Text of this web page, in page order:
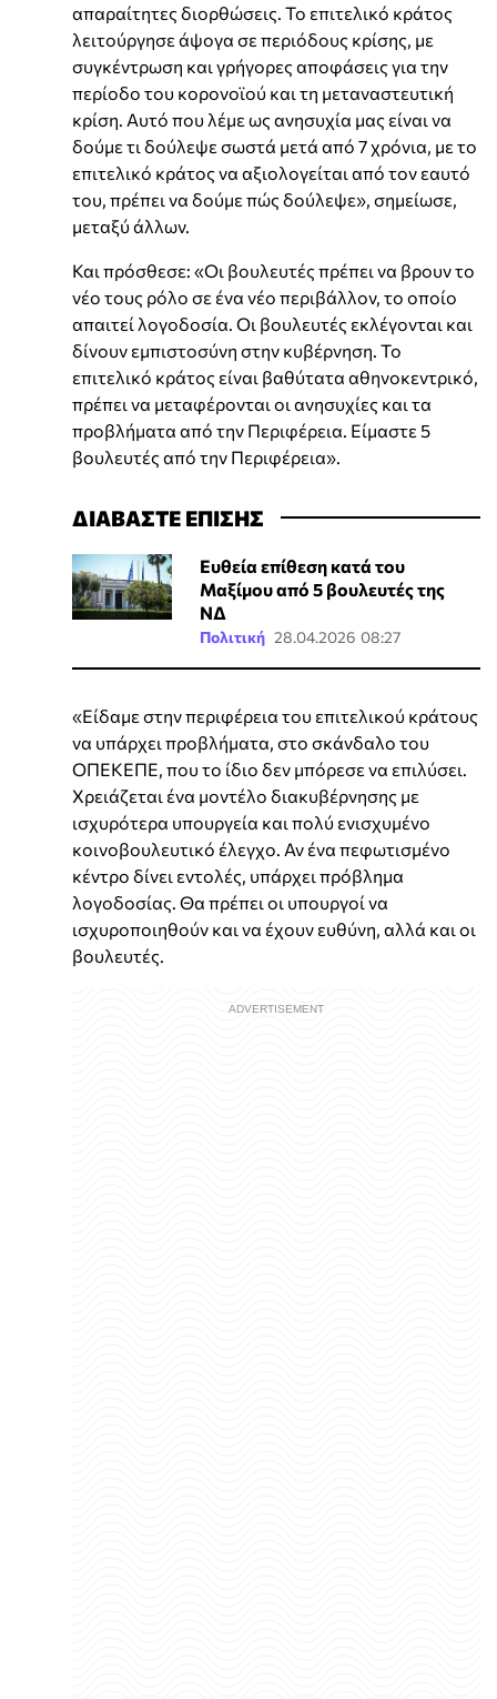
απαραίτητες διορθώσεις. Το επιτελικό κράτος
λειτούργησε άψογα σε περιόδους κρίσης, με
συγκέντρωση και γρήγορες αποφάσεις για την
περίοδο του κορονοϊού και τη μεταναστευτική
κρίση. Αυτό που λέμε ως ανησυχία μας είναι να
δούμε τι δούλεψε σωστά μετά από 7 χρόνια, με το
επιτελικό κράτος να αξιολογείται από τον εαυτό
του, πρέπει να δούμε πώς δούλεψε», σημείωσε,
μεταξύ άλλων.
Και πρόσθεσε: «Οι βουλευτές πρέπει να βρουν το
νέο τους ρόλο σε ένα νέο περιβάλλον, το οποίο
απαιτεί λογοδοσία. Οι βουλευτές εκλέγονται και
δίνουν εμπιστοσύνη στην κυβέρνηση. Το
επιτελικό κράτος είναι βαθύτατα αθηνοκεντρικό,
πρέπει να μεταφέρονται οι ανησυχίες και τα
προβλήματα από την Περιφέρεια. Είμαστε 5
βουλευτές από την Περιφέρεια».
ΔΙΑΒΑΣΤΕ ΕΠΙΣΗΣ
Ευθεία επίθεση κατά του
Μαξίμου από 5 βουλευτές της
ΝΔ
Πολιτική 28.04.2026 08:27
«Είδαμε στην περιφέρεια του επιτελικού κράτους
να υπάρχει προβλήματα, στο σκάνδαλο του
ΟΠΕΚΕΠΕ, που το ίδιο δεν μπόρεσε να επιλύσει.
Χρειάζεται ένα μοντέλο διακυβέρνησης με
ισχυρότερα υπουργεία και πολύ ενισχυμένο
κοινοβουλευτικό έλεγχο. Αν ένα πεφωτισμένο
κέντρο δίνει εντολές, υπάρχει πρόβλημα
λογοδοσίας. Θα πρέπει οι υπουργοί να
ισχυροποιηθούν και να έχουν ευθύνη, αλλά και οι
βουλευτές.